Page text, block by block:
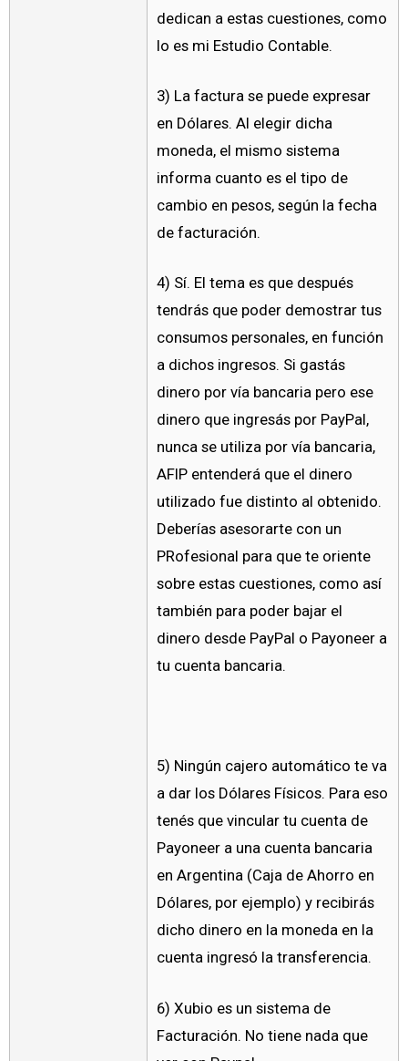
dedican a estas cuestiones, como
lo es mi Estudio Contable.
3) La factura se puede expresar
en Dólares. Al elegir dicha
moneda, el mismo sistema
informa cuanto es el tipo de
cambio en pesos, según la fecha
de facturación.
4) Sí. El tema es que después
tendrás que poder demostrar tus
consumos personales, en función
a dichos ingresos. Si gastás
dinero por vía bancaria pero ese
dinero que ingresás por PayPal,
nunca se utiliza por vía bancaria,
AFIP entenderá que el dinero
utilizado fue distinto al obtenido.
Deberías asesorarte con un
PRofesional para que te oriente
sobre estas cuestiones, como así
también para poder bajar el
dinero desde PayPal o Payoneer a
tu cuenta bancaria.
5) Ningún cajero automático te va
a dar los Dólares Físicos. Para eso
tenés que vincular tu cuenta de
Payoneer a una cuenta bancaria
en Argentina (Caja de Ahorro en
Dólares, por ejemplo) y recibirás
dicho dinero en la moneda en la
cuenta ingresó la transferencia.
6) Xubio es un sistema de
Facturación. No tiene nada que